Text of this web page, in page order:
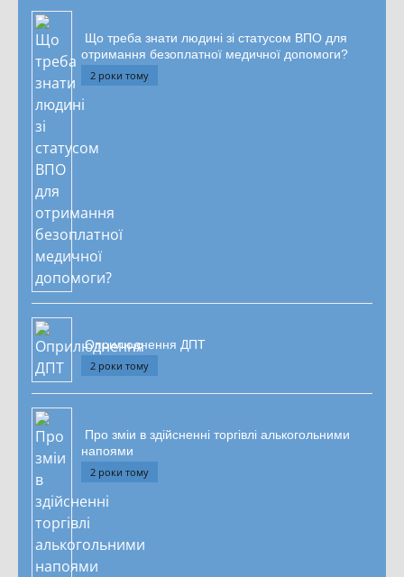
Що треба знати людині зі статусом ВПО для
отримання безоплатної медичної допомоги?
2 роки тому
Оприлюднення ДПТ
2 роки тому
Про зміи в здійсненні торгівлі алькогольними
напоями
2 роки тому